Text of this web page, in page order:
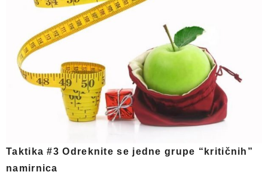
Taktika #3 Odreknite se jedne grupe “kritičnih”
namirnica